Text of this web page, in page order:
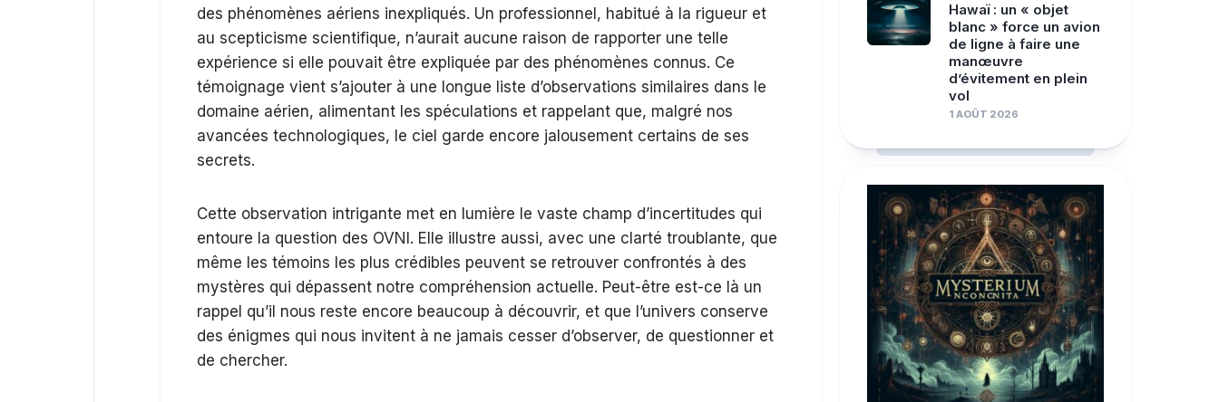
des phénomènes aériens inexpliqués. Un professionnel, habitué à la rigueur et
au scepticisme scientifique, n’aurait aucune raison de rapporter une telle
expérience si elle pouvait être expliquée par des phénomènes connus. Ce
témoignage vient s’ajouter à une longue liste d’observations similaires dans le
domaine aérien, alimentant les spéculations et rappelant que, malgré nos
avancées technologiques, le ciel garde encore jalousement certains de ses
secrets.
Cette observation intrigante met en lumière le vaste champ d’incertitudes qui
entoure la question des OVNI. Elle illustre aussi, avec une clarté troublante, que
même les témoins les plus crédibles peuvent se retrouver confrontés à des
mystères qui dépassent notre compréhension actuelle. Peut-être est-ce là un
rappel qu’il nous reste encore beaucoup à découvrir, et que l’univers conserve
des énigmes qui nous invitent à ne jamais cesser d’observer, de questionner et
de chercher.
Hawaï : un « objet
blanc » force un avion
de ligne à faire une
manœuvre
d’évitement en plein
vol
1 AOÛT 2026